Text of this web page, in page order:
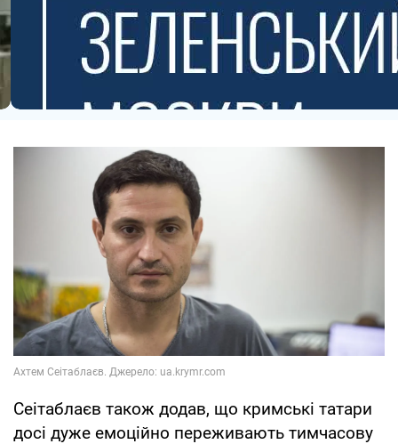
Сеітаблаєв також додав, що кримські татари
досі дуже емоційно переживають тимчасову